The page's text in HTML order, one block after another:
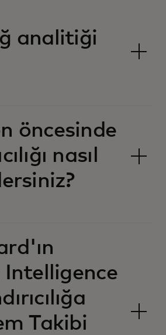
analitiği
öncesinde
nasıl
Intelligence
Takibi